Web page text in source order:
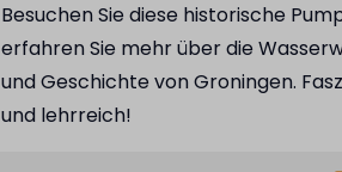
Besuchen Sie diese historische
erfahren Sie mehr über die
und Geschichte von Groningen.
und lehrreich!